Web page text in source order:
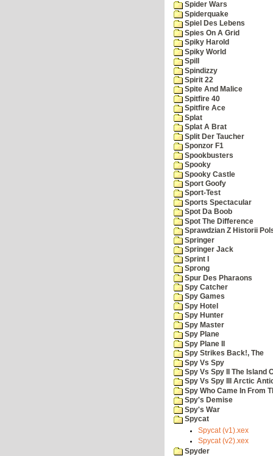
Spider Wars
Spiderquake
Spiel Des Lebens
Spies On A Grid
Spiky Harold
Spiky World
Spill
Spindizzy
Spirit 22
Spite And Malice
Spitfire 40
Spitfire Ace
Splat
Splat A Brat
Split Der Taucher
Sponzor F1
Spookbusters
Spooky
Spooky Castle
Sport Goofy
Sport-Test
Sports Spectacular
Spot Da Boob
Spot The Difference
Sprawdzian Z Historii
Springer
Springer Jack
Sprint I
Sprong
Spur Des Pharaons
Spy Catcher
Spy Games
Spy Hotel
Spy Hunter
Spy Master
Spy Plane
Spy Plane II
Spy Strikes Back!, The
Spy Vs Spy
Spy Vs Spy II The Island
Spy Vs Spy III Arctic
Spy Who Came In From
Spy's Demise
Spy's War
Spycat
Spycat (v1).xex
Spycat (v2).xex
Spyder